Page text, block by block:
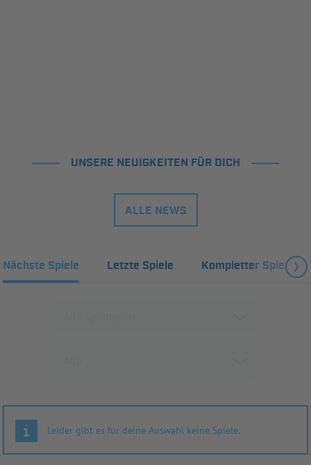
UNSERE NEUIGKEITEN FÜR DICH
ALLE NEWS
Nächste Spiele Letzte Spiele Kompletter Spielplan
Leider gibt es für deine Auswahl keine Spiele.